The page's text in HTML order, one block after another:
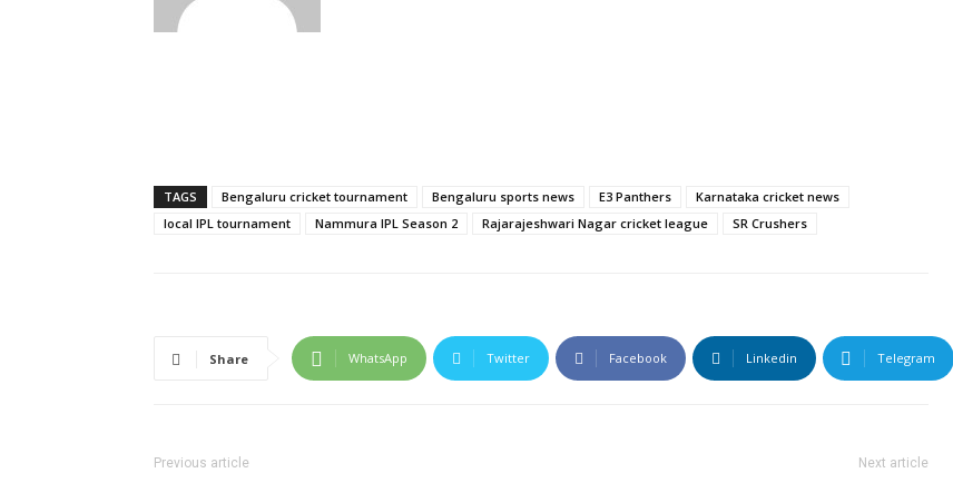
TAGS Bengaluru cricket tournament Bengaluru sports news E3 Panthers
Karnataka cricket news
local IPL tournament
Nammura IPL Season 2 Rajarajeshwari Nagar cricket league SR Crushers
Share WhatsApp Twitter Facebook Linkedin Telegram
Previous article Next article